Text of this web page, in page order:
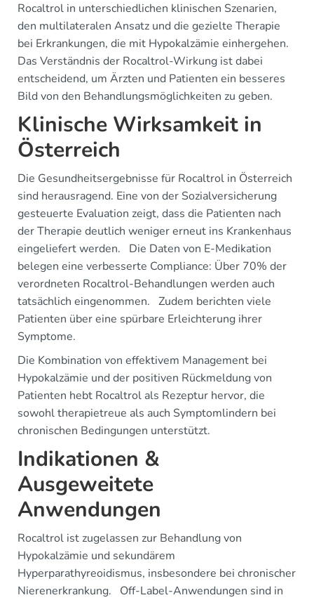
Rocaltrol in unterschiedlichen klinischen Szenarien,
den multilateralen Ansatz und die gezielte Therapie
bei Erkrankungen, die mit Hypokalzämie einhergehen.
Das Verständnis der Rocaltrol-Wirkung ist dabei
entscheidend, um Ärzten und Patienten ein besseres
Bild von den Behandlungsmöglichkeiten zu geben.
Klinische Wirksamkeit in
Österreich
Die Gesundheitsergebnisse für Rocaltrol in Österreich
sind herausragend. Eine von der Sozialversicherung
gesteuerte Evaluation zeigt, dass die Patienten nach
der Therapie deutlich weniger erneut ins Krankenhaus
eingeliefert werden. Die Daten von E-Medikation
belegen eine verbesserte Compliance: Über 70% der
verordneten Rocaltrol-Behandlungen werden auch
tatsächlich eingenommen. Zudem berichten viele
Patienten über eine spürbare Erleichterung ihrer
Symptome.
Die Kombination von effektivem Management bei
Hypokalzämie und der positiven Rückmeldung von
Patienten hebt Rocaltrol als Rezeptur hervor, die
sowohl therapietreue als auch Symptomlindern bei
chronischen Bedingungen unterstützt.
Indikationen &
Ausgeweitete
Anwendungen
Rocaltrol ist zugelassen zur Behandlung von
Hypokalzämie und sekundärem
Hyperparathyreoidismus, insbesondere bei chronischer
Nierenerkrankung. Off-Label-Anwendungen sind in